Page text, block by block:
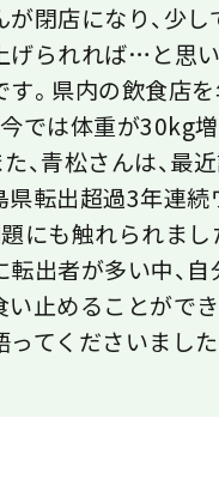
閉店になり、少し
げられれば…と思
。県内の飲食店
では体重が30kg
、青松さんは、最
県転出超過3年連続
にも触れられまし
出者が多い中、自
止めることができ
ってくださいました